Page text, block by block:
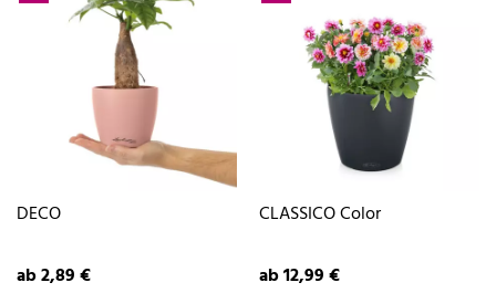
DECO
ab 2,89 €
CLASSICO Color
ab 12,99 €